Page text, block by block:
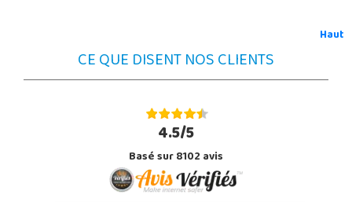
Haut
CE QUE DISENT NOS CLIENTS
4.5/5
Basé sur 8102 avis